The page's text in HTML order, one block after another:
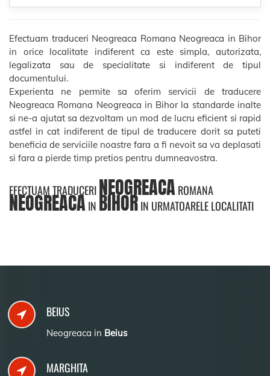
Efectuam traduceri Neogreaca Romana Neogreaca in Bihor
in orice localitate indiferent ca este simpla, autorizata,
legalizata sau de specialitate si indiferent de tipul
documentului.
Experienta ne permite sa oferim servicii de traducere
Neogreaca Romana Neogreaca in Bihor la standarde inalte
si ne-a ajutat sa dezvoltam un mod de lucru eficient si rapid
astfel in cat indiferent de tipul de traducere dorit sa puteti
beneficia de serviciile noastre fara a fi nevoit sa va deplasati
si fara a pierde timp pretios pentru dumneavostra.
EFECTUAM TRADUCERINEOGREACA ROMANA
NEOGREACAIN BIHORIN URMATOARELE LOCALITATI
BEIUS
Neogreaca in Beius
MARGHITA